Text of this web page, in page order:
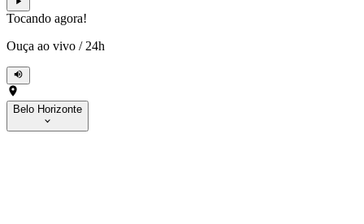
Tocando agora!
Ouça ao vivo / 24h
Belo Horizonte